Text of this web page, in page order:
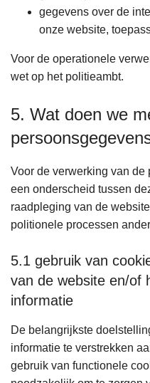
gegevens over de
onze website,
Voor de operationele
wet op het politieambt.
5. Wat doen we
Voor de verwerking van
een onderscheid tussen
raadpleging van de
politionele processen
5.1 gebruik van
van de website en/of
informatie
De belangrijkste
informatie te verstrekken
gebruik van functionele